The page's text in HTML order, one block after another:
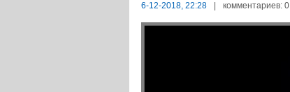
6-12-2018, 22:28 | комментариев: 0